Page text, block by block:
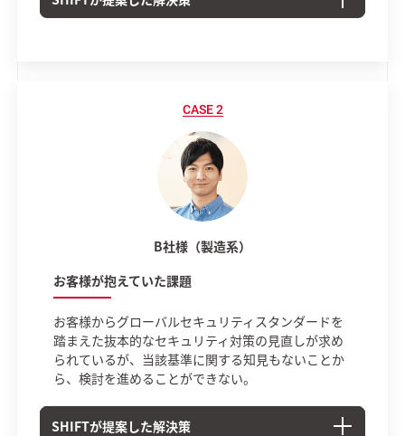
B社様（製造系）
お客様が抱えていた課題
お客様からグローバルセキュリティスタンダードを
踏まえた抜本的なセキュリティ対策の見直しが求め
られているが、当該基準に関する知見もないことか
ら、検討を進めることができない。
SHIFTが提案した解決策